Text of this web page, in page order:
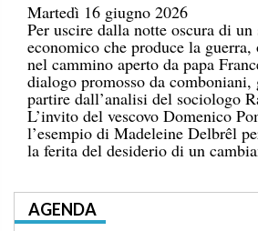
Martedì 16 giugno 2026
Per uscire dalla notte oscura di un
economico che produce la
nel cammino aperto da papa
dialogo promosso da
partire dall’analisi del sociologo
L’invito del vescovo Domenico
l’esempio di Madeleine Delbrêl
la ferita del desiderio di un
AGENDA